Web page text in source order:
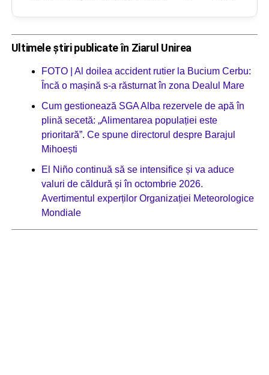
Ultimele știri publicate în Ziarul Unirea
FOTO | Al doilea accident rutier la Bucium Cerbu:
Încă o mașină s-a răsturnat în zona Dealul Mare
Cum gestionează SGA Alba rezervele de apă în
plină secetă: „Alimentarea populației este
prioritară”. Ce spune directorul despre Barajul
Mihoești
El Niño continuă să se intensifice și va aduce
valuri de căldură și în octombrie 2026.
Avertimentul experților Organizației Meteorologice
Mondiale